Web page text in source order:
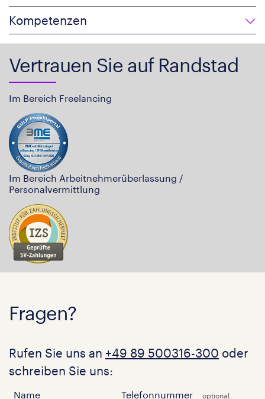
Kompetenzen
Vertrauen Sie auf Randstad
Im Bereich Freelancing
Im Bereich Arbeitnehmerüberlassung /
Personalvermittlung
Fragen?
Rufen Sie uns an +49 89 500316-300 oder
schreiben Sie uns:
Name Telefonnummer